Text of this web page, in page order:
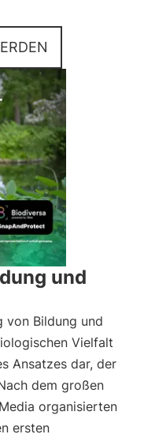
und
von Bildung und
Vielfalt
Ansatzes dar, der
dem großen
organisierten
ersten